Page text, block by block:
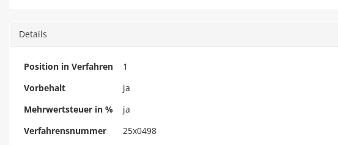
Details
Position in Verfahren
1
Vorbehalt
ja
Mehrwertsteuer in %
ja
Verfahrensnummer
25x0498